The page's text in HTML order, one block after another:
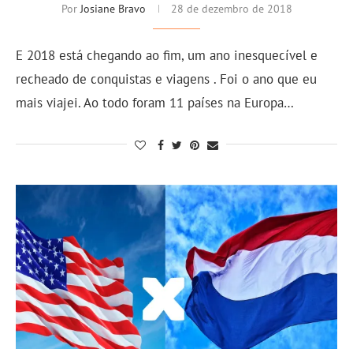
Por Josiane Bravo 28 de dezembro de 2018
E 2018 está chegando ao fim, um ano inesquecível e
recheado de conquistas e viagens . Foi o ano que eu
mais viajei. Ao todo foram 11 países na Europa…